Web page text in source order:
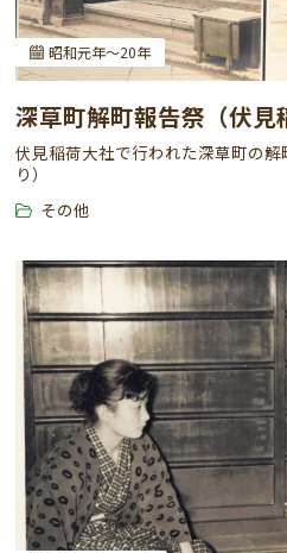
昭和元年～20年
深草町解町報告祭（伏見
伏見稲荷大社で行われた深草町の
り）
その他